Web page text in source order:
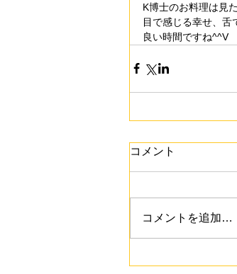
K博士のお料理は見
目で感じる幸せ、舌
良い時間ですね^^V
コメント
コメントを追加…